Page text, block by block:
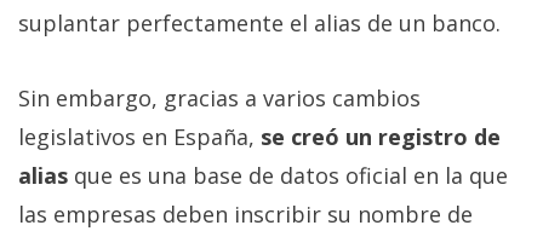
suplantar perfectamente el alias de un banco.
Sin embargo, gracias a varios cambios
legislativos en España, se creó un registro de
alias que es una base de datos oficial en la que
las empresas deben inscribir su nombre de